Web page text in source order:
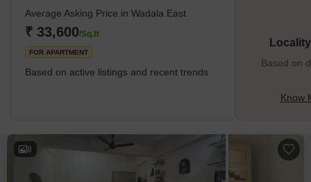
Average Asking Price in Wadala East
₹ 33,600/Sq.ft
FOR APARTMENT
Based on active listings and recent trends
Based on
Know
8